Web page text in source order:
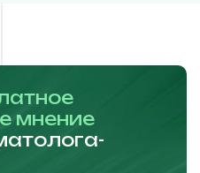
мнение